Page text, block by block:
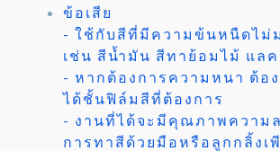
ข้อเสีย
- ใช้กับสีที่มีความข้นหนืดไม่
เช่น สีน้ำมัน สีทาย้อมไม้ แลค
- หากต้องการความหนา ต้อ
ได้ชั้นฟิล์มสีที่ต้องการ
- งานที่ได้จะมีคุณภาพความล
การทาสีด้วยมือหรือลูกกลิ้งเ